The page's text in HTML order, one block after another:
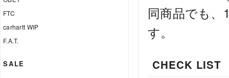
FTC
carhartt WIP
F.A.T.
SALE
同商品でも
す。
CHECK LIST